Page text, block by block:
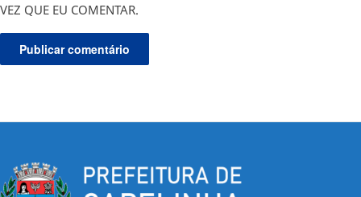
VEZ QUE EU COMENTAR.